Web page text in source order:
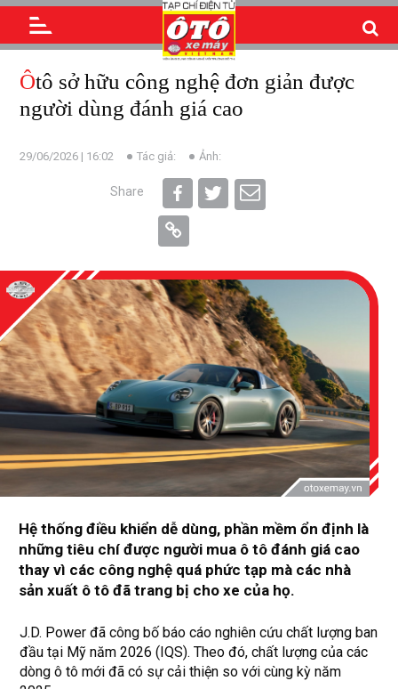
Ôtô sở hữu công nghệ đơn giản được
người dùng đánh giá cao
29/06/2026 | 16:02 Tác giả: Ảnh:
Share
Hệ thống điều khiển dễ dùng, phần mềm ổn định là
những tiêu chí được người mua ô tô đánh giá cao
thay vì các công nghệ quá phức tạp mà các nhà
sản xuất ô tô đã trang bị cho xe của họ.
J.D. Power đã công bố báo cáo nghiên cứu chất lượng ban
đầu tại Mỹ năm 2026 (IQS). Theo đó, chất lượng của các
dòng ô tô mới đã có sự cải thiện so với cùng kỳ năm